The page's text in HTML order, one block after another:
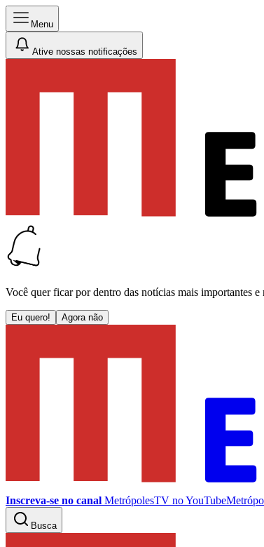
Menu
Ative nossas notificações
Você quer ficar por dentro das notícias mais importantes e
Eu quero! Agora não
Inscreva-se no canal MetrópolesTV noYouTube
Busca